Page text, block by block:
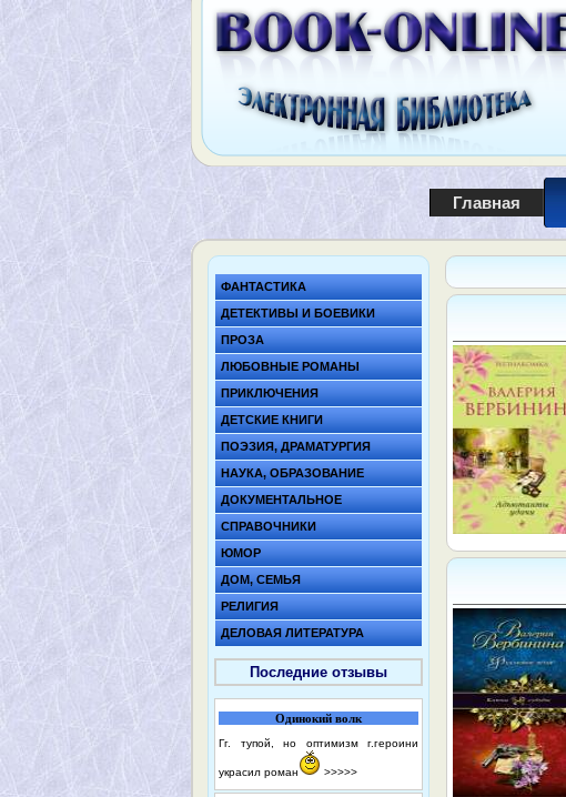
Главная
ФАНТАСТИКА
ДЕТЕКТИВЫ И БОЕВИКИ
ПРОЗА
ЛЮБОВНЫЕ РОМАНЫ
ПРИКЛЮЧЕНИЯ
ДЕТСКИЕ КНИГИ
ПОЭЗИЯ, ДРАМАТУРГИЯ
НАУКА, ОБРАЗОВАНИЕ
ДОКУМЕНТАЛЬНОЕ
СПРАВОЧНИКИ
ЮМОР
ДОМ, СЕМЬЯ
РЕЛИГИЯ
ДЕЛОВАЯ ЛИТЕРАТУРА
Последние отзывы
Одинокий волк
Гг. тупой, но оптимизм г.героини
украсил роман >>>>>